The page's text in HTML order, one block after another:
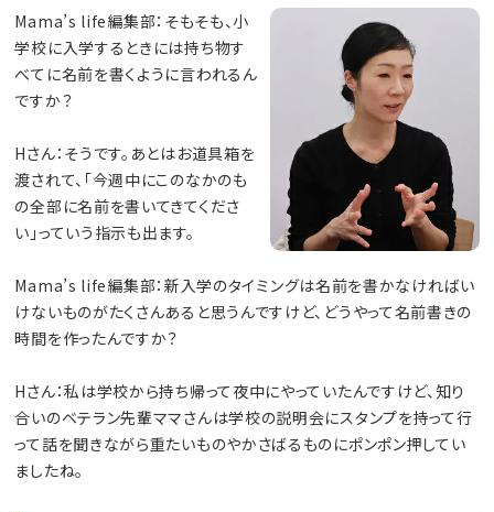
Mama’s life編集部：そもそも、小
学校に入学するときには持ち物す
べてに名前を書くように言われるん
ですか？
Hさん：そうです。あとはお道具箱を
渡されて、「今週中にこのなかのも
の全部に名前を書いてきてくださ
い」っていう指示も出ます。
Mama’s life編集部：新入学のタイミングは名前を書かなければい
けないものがたくさんあると思うんですけど、どうやって名前書きの
時間を作ったんですか？
Hさん：私は学校から持ち帰って夜中にやっていたんですけど、知り
合いのベテラン先輩ママさんは学校の説明会にスタンプを持って行
って話を聞きながら重たいものやかさばるものにポンポン押してい
ましたね。